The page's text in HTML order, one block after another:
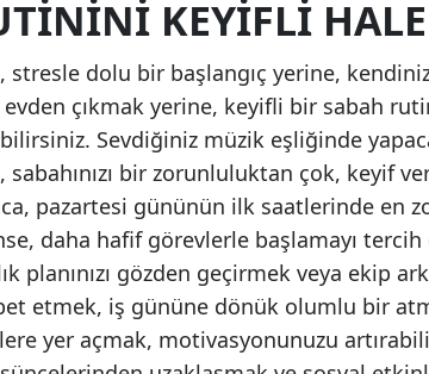
KEYIFLI
stresle dolu bir başlangıç yerine,
çıkmak yerine, keyifli bir sabah
Sevdiğiniz müzik eşliğinde
sabahınızı bir zorunluluktan çok, keyif
pazartesi gününün ilk saatlerinde en
daha hafif görevlerle başlamayı tercih
planınızı gözden geçirmek veya ekip
etmek, iş gününe dönük olumlu bir
yer açmak, motivasyonunuzu